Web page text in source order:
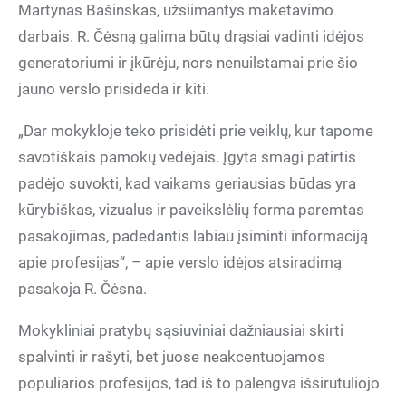
Martynas Bašinskas, užsiimantys maketavimo
darbais. R. Čėsną galima būtų drąsiai vadinti idėjos
generatoriumi ir įkūrėju, nors nenuilstamai prie šio
jauno verslo prisideda ir kiti.
„Dar mokykloje teko prisidėti prie veiklų, kur tapome
savotiškais pamokų vedėjais. Įgyta smagi patirtis
padėjo suvokti, kad vaikams geriausias būdas yra
kūrybiškas, vizualus ir paveikslėlių forma paremtas
pasakojimas, padedantis labiau įsiminti informaciją
apie profesijas“, – apie verslo idėjos atsiradimą
pasakoja R. Čėsna.
Mokykliniai pratybų sąsiuviniai dažniausiai skirti
spalvinti ir rašyti, bet juose neakcentuojamos
populiarios profesijos, tad iš to palengva išsirutuliojo